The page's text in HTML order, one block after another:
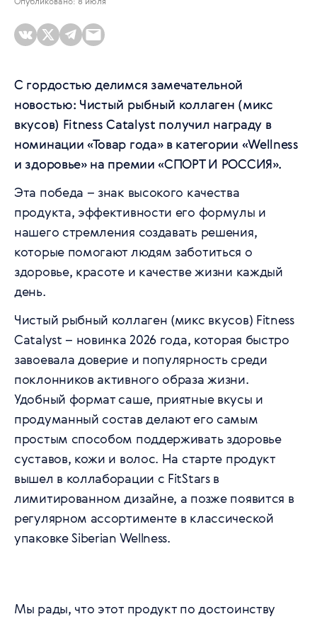
С гордостью делимся замечательной
новостью: Чистый рыбный коллаген (микс
вкусов) Fitness Catalyst получил награду в
номинации «Товар года» в категории «Wellness
и здоровье» на премии «СПОРТ И РОССИЯ».
Эта победа – знак высокого качества
продукта, эффективности его формулы и
нашего стремления создавать решения,
которые помогают людям заботиться о
здоровье, красоте и качестве жизни каждый
день.
Чистый рыбный коллаген (микс вкусов) Fitness
Catalyst – новинка 2026 года, которая быстро
завоевала доверие и популярность среди
поклонников активного образа жизни.
Удобный формат саше, приятные вкусы и
продуманный состав делают его самым
простым способом поддерживать здоровье
суставов, кожи и волос. На старте продукт
вышел в коллаборации с FitStars в
лимитированном дизайне, а позже появится в
регулярном ассортименте в классической
упаковке Siberian Wellness.
Мы рады, что этот продукт по достоинству